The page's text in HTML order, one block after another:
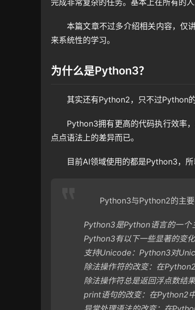
完成非常复杂的任务。基本上在所有的
本篇文章不过多介绍相关内容，仅
来系统性的学习。
为什么是Python3？
其实还有Python2，只不过Python
Python3拥有更高的代码执行效率
点点语法上的差异而已。
目前AI领域使用的都是Python3，
Python3与Python2的主要
Python3是Python语言的一个
Python3有以下一些显著的变化
支持Unicode：Python3对
除法操作符的改变：在
除法操作符总是返回浮点数结果
print语句的改变：在Python2